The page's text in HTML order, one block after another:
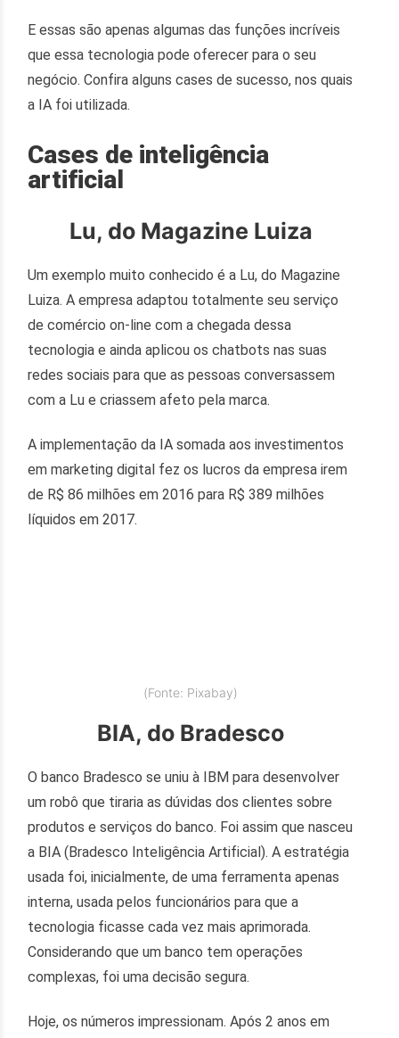
E essas são apenas algumas das funções incríveis
que essa tecnologia pode oferecer para o seu
negócio. Confira alguns cases de sucesso, nos quais
a IA foi utilizada.
Cases de inteligência
artificial
Lu, do Magazine Luiza
Um exemplo muito conhecido é a Lu, do Magazine
Luiza. A empresa adaptou totalmente seu serviço
de comércio on-line com a chegada dessa
tecnologia e ainda aplicou os chatbots nas suas
redes sociais para que as pessoas conversassem
com a Lu e criassem afeto pela marca.
A implementação da IA somada aos investimentos
em marketing digital fez os lucros da empresa irem
de R$ 86 milhões em 2016 para R$ 389 milhões
líquidos em 2017.
(Fonte: Pixabay)
BIA, do Bradesco
O banco Bradesco se uniu à IBM para desenvolver
um robô que tiraria as dúvidas dos clientes sobre
produtos e serviços do banco. Foi assim que nasceu
a BIA (Bradesco Inteligência Artificial). A estratégia
usada foi, inicialmente, de uma ferramenta apenas
interna, usada pelos funcionários para que a
tecnologia ficasse cada vez mais aprimorada.
Considerando que um banco tem operações
complexas, foi uma decisão segura.
Hoje, os números impressionam. Após 2 anos em